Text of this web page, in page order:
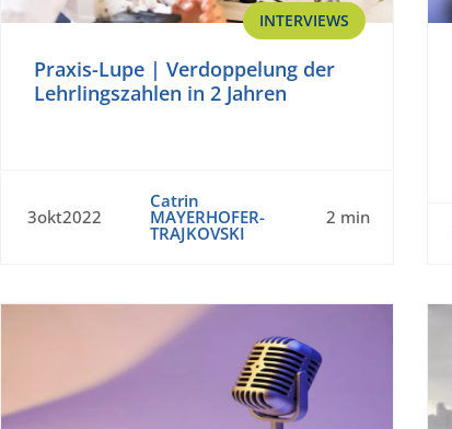
INTERVIEWS
Praxis-Lupe | Verdoppelung der
Lehrlingszahlen in 2 Jahren
3okt2022
Catrin
MAYERHOFER-
TRAJKOVSKI
2 min